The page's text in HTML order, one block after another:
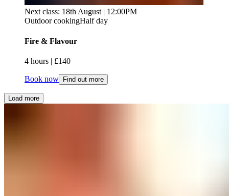
Next class: 18th August | 12:00PM
Outdoor cookingHalf day
Fire & Flavour​​​​‌ ‍ ​‍​‍‌‍ ‌ ​‍‌‍‍‌‌‍‌ ‌‍‍‌‌‍ ‍​‍​‍​ ‍‍​‍​‍‌ ​ ‌‍​‌‌‍ ‍‌‍‍‌‌ ‌​‌ ‍‌​‍ ‍‌‍‍‌‌‍ ​‍​‍​‍ ​​‍​‍‌‍‍​‌ ​‍‌‍‌‌‌‍‌‍​‍​‍​ ‍‍​‍​‍‌‍‍​‌ ‌​‌ ‌​‌ ​​‌ ​ ​ ‍‍​‍ ​‍ ‌‍ ​​‍ ‌‌‍​‌‌‍ ‍‌‍‌​​‍ ‌‌ ​‍​‍ ‌‌‍‍​‌‍ ‌ ‌​‌‍‌‌‌‍ ​‌ ​ ​‍ ‌‌ ​ ‌ ‌​‌ ‌‌‌‍‌​‌‍‍‌‌‍ ​‍ ‍‌ ‌‍‌‍‌‌‌ ​‍‌‍​ ‌‍‌‌‌‍ ​​‍ ‍‌‍​‌‌ ​​‌ ​​​‍ ‌‍‍‌‌‍ ‍‌ ‌​‌‍‌‌‌‍ ‍‌ ‌​​‍ ‌‍‌‌‌‍‌​‌‍‍‌‌ ‌​​‍ ‌‍ ‌‌‍ ‌‍‌​‌‍‌‌​ ‌‌ ​​‌ ​‍‌‍‌‌‌ ​ ‌‍‌‌‌‍ ‍‌ ‌​‌‍​‌‌ ‌​‌‍‍‌‌‍ ‌‍ ‍​ ‍ ‌‍‍‌‌‍‌​​ ‌​ ​‍​ ‌‌‌‍‌​​ ‍‌​ ​‌​ ‍​​ ​‍​ ​‌​‍ ‌‌‍​‌​ ​‌​ ‌‌​ ​ ​‍ ‌​ ‌​‌‍‌​​ ‌‌​ ‌‌​‍ ‌‌‍​‌‌‍‌‍‌‍‌‌‌‍​‌​‍ ‌​ ‌ ​ ‌ ‌‍‌‌​ ‌​​ ‌ ​ ​ ​ ‌‍​ ‌​‌‍‌‍​ ​ ​ ​​​ ‌ ​ ‍ ‌ ‌​‌ ‍‌‌ ​​‌‍‌‌​ ‌‌‍‍​‌‍ ‌ ‌​‌‍‌‌‌‍ ​‌​​ ‌‍ ​‌‍​‌‌ ​ ‌ ​ ​ ‍ ‌ ​​‌‍​‌‌ ‌​‌‍‍​​ ‌‌ ‌​‌‍‍‌‌ ‌​‌‍ ​‌‍‌‌​ ‌‍​‍‌‍​‌‌ ​ ‌‍‌‌‌‌‌‌‌ ​‍‌‍ ​​ ‌‌‍‍​‌ ‌​‌ ‌​‌ ​​‌ ​ ​‍‌‌​ ​ ‌​​‌​‍‌‌​ ​‍‌​‌‍​‍‌‌​ ​‍‌​‌‍‌‍ ​​‍ ‌‌‍​‌‌‍ ‍‌‍‌​​‍ ‌‌ ​‍​‍ ‌‌‍‍​‌‍ ‌ ‌​‌‍‌‌‌‍ ​‌ ​ ​‍ ‌‌ ​ ‌ ‌​‌ ‌‌‌‍‌​‌‍‍‌‌‍ ​‍ ‍‌ ‌‍‌‍‌‌‌ ​‍‌‍​ ‌‍‌‌‌‍ ​​‍ ‍‌‍​‌‌ ​​‌ ​​​‍‌‍‌‍‍‌‌‍‌​​ ‌​ ​‍​ ‌‌‌‍‌​​ ‍‌​ ​‌​ ‍​​ ​‍​ ​‌​‍ ‌‌‍​‌​ ​‌​ ‌‌​ ​ ​‍ ‌​ ‌​‌‍‌​​ ‌‌​ ‌‌​‍ ‌‌‍​‌‌‍‌‍‌‍‌‌‌‍​‌​‍ ‌​ ‌ ​ ‌ ‌‍‌‌​ ‌​​ ‌ ​ ​ ​ ‌‍​ ‌​‌‍‌‍​ ​ ​ ​​​ ‌ ​‍‌‍‌ ‌​‌ ‍‌‌ ​​‌‍‌‌​ ‌‌‍‍​‌‍ ‌ ‌​‌‍‌‌‌‍ ​‌​​ ‌‍ ​‌‍​‌‌ ​ ‌ ​ ​‍‌‍‌ ​​‌‍​‌‌ ‌​‌‍‍​​ ‌‌ ‌​‌‍‍‌‌ ‌​‌‍ ​‌‍‌‌​‍‌‍‌ ​​‌‍‌‌‌ ​‍‌ ​ ‌ ​​‌‍‌‌‌‍​ ‌ ‌​‌‍‍‌‌ ‌‍‌‍‌‌​ ‌‌ ​​‌ ‌‌‌‍​‍‌‍ ​‌‍‍‌‌ ​ ‌‍‍​‌‍‌‌‌‍‌​​‍​‍‌ ‌
4 hours​​​​‌ ‍ ​‍​‍‌‍ ‌ ​‍‌‍‍‌‌‍‌ ‌‍‍‌‌‍ ‍​‍​‍​ ‍‍​‍​‍‌ ​ ‌‍​‌‌‍ ‍‌‍‍‌‌ ‌​‌ ‍‌​‍ ‍‌‍‍‌‌‍ ​‍​‍​‍ ​​‍​‍‌‍‍​‌ ​‍‌‍‌‌‌‍‌‍​‍​‍​ ‍‍​‍​‍‌‍‍​‌ ‌​‌ ‌​‌ ​​‌ ​ ​ ‍‍​‍ ​‍ ‌‍ ​​‍ ‌‌‍​‌‌‍ ‍‌‍‌​​‍ ‌‌ ​‍​‍ ‌‌‍‍​‌‍ ‌ ‌​‌‍‌‌‌‍ ​‌ ​ ​‍ ‌‌ ​ ‌ ‌​‌ ‌‌‌‍‌​‌‍‍‌‌‍ ​‍ ‍‌ ‌‍‌‍‌‌‌ ​‍‌‍​ ‌‍‌‌‌‍ ​​‍ ‍‌‍​‌‌ ​​‌ ​​​‍ ‌‍‍‌‌‍ ‍‌ ‌​‌‍‌‌‌‍ ‍‌ ‌​​‍ ‌‍‌‌‌‍‌​‌‍‍‌‌ ‌​​‍ ‌‍ ‌‌‍ ‌‍‌​‌‍‌‌​ ‌‌ ​​‌ ​‍‌‍‌‌‌ ​ ‌‍‌‌‌‍ ‍‌ ‌​‌‍​‌‌ ‌​‌‍‍‌‌‍ ‌‍ ‍​ ‍ ‌‍‍‌‌‍‌​​ ‌​ ​‍​ ‌‌‌‍‌​​ ‍‌​ ​‌​ ‍​​ ​‍​ ​‌​‍ ‌‌‍​‌​ ​‌​ ‌‌​ ​ ​‍ ‌​ ‌​‌‍‌​​ ‌‌​ ‌‌​‍ ‌‌‍​‌‌‍‌‍‌‍‌‌‌‍​‌​‍ ‌​ ‌ ​ ‌ ‌‍‌‌​ ‌​​ ‌ ​ ​ ​ ‌‍​ ‌​‌‍‌‍​ ​ ​ ​​​ ‌ ​ ‍ ‌ ‌​‌ ‍‌‌ ​​‌‍‌‌​ ‌‌‍‍​‌‍ ‌ ‌​‌‍‌‌‌‍ ​‌​​ ‌‍ ​‌‍​‌‌ ​ ‌ ​ ​ ‍ ‌ ​​‌‍​‌‌ ‌​‌‍‍​​ ‌‌ ‌​‌‍‍‌‌‍ ‌‌‍‌‌​ ‌‍​‍‌‍​‌‌ ​ ‌‍‌‌‌‌‌‌‌ ​‍‌‍ ​​ ‌‌‍‍​‌ ‌​‌ ‌​‌ ​​‌ ​ ​‍‌‌​ ​ ‌​​‌​‍‌‌​ ​‍‌​‌‍​‍‌‌​ ​‍‌​‌‍‌‍ ​​‍ ‌‌‍​‌‌‍ ‍‌‍‌​​‍ ‌‌ ​‍​‍ ‌‌‍‍​‌‍ ‌ ‌​‌‍‌‌‌‍ ​‌ ​ ​‍ ‌‌ ​ ‌ ‌​‌ ‌‌‌‍‌​‌‍‍‌‌‍ ​‍ ‍‌ ‌‍‌‍‌‌‌ ​‍‌‍​ ‌‍‌‌‌‍ ​​‍ ‍‌‍​‌‌ ​​‌ ​​​‍‌‍‌‍‍‌‌‍‌​​ ‌​ ​‍​ ‌‌‌‍‌​​ ‍‌​ ​‌​ ‍​​ ​‍​ ​‌​‍ ‌‌‍​‌​ ​‌​ ‌‌​ ​ ​‍ ‌​ ‌​‌‍‌​​ ‌‌​ ‌‌​‍ ‌‌‍​‌‌‍‌‍‌‍‌‌‌‍​‌​‍ ‌​ ‌ ​ ‌ ‌‍‌‌​ ‌​​ ‌ ​ ​ ​ ‌‍​ ‌​‌‍‌‍​ ​ ​ ​​​ ‌ ​‍‌‍‌ ‌​‌ ‍‌‌ ​​‌‍‌‌​ ‌‌‍‍​‌‍ ‌ ‌​‌‍‌‌‌‍ ​‌​​ ‌‍ ​‌‍​‌‌ ​ ‌ ​ ​‍‌‍‌ ​​‌‍​‌‌ ‌​‌‍‍​​ ‌‌ ‌​‌‍‍‌‌‍ ‌‌‍‌‌​‍‌‍‌ ​​‌‍‌‌‌ ​‍‌ ​ ‌ ​​‌‍‌‌‌‍​ ‌ ‌​‌‍‍‌‌ ‌‍‌‍‌‌​ ‌‌ ​​‌ ‌‌‌‍​‍‌‍ ​‌‍‍‌‌ ​ ‌‍‍​‌‍‌‌‌‍‌​​‍​‍‌ ‌ | £140​​​​‌ ‍ ​‍​‍‌‍ ‌ ​‍‌‍‍‌‌‍‌ ‌‍‍‌‌‍ ‍​‍​‍​ ‍‍​‍​‍‌ ​ ‌‍​‌‌‍ ‍‌‍‍‌‌ ‌​‌ ‍‌​‍ ‍‌‍‍‌‌‍ ​‍​‍​‍ ​​‍​‍‌‍‍​‌ ​‍‌‍‌‌‌‍‌‍​‍​‍​ ‍‍​‍​‍‌‍‍​‌ ‌​‌ ‌​‌ ​​‌ ​ ​ ‍‍​‍ ​‍ ‌‍ ​​‍ ‌‌‍​‌‌‍ ‍‌‍‌​​‍ ‌‌ ​‍​‍ ‌‌‍‍​‌‍ ‌ ‌​‌‍‌‌‌‍ ​‌ ​ ​‍ ‌‌ ​ ‌ ‌​‌ ‌‌‌‍‌​‌‍‍‌‌‍ ​‍ ‍‌ ‌‍‌‍‌‌‌ ​‍‌‍​ ‌‍‌‌‌‍ ​​‍ ‍‌‍​‌‌ ​​‌ ​​​‍ ‌‍‍‌‌‍ ‍‌ ‌​‌‍‌‌‌‍ ‍‌ ‌​​‍ ‌‍‌‌‌‍‌​‌‍‍‌‌ ‌​​‍ ‌‍ ‌‌‍ ‌‍‌​‌‍‌‌​ ‌‌ ​​‌ ​‍‌‍‌‌‌ ​ ‌‍‌‌‌‍ ‍‌ ‌​‌‍​‌‌ ‌​‌‍‍‌‌‍ ‌‍ ‍​ ‍ ‌‍‍‌‌‍‌​​ ‌​ ​‍​ ‌‌‌‍‌​​ ‍‌​ ​‌​ ‍​​ ​‍​ ​‌​‍ ‌‌‍​‌​ ​‌​ ‌‌​ ​ ​‍ ‌​ ‌​‌‍‌​​ ‌‌​ ‌‌​‍ ‌‌‍​‌‌‍‌‍‌‍‌‌‌‍​‌​‍ ‌​ ‌ ​ ‌ ‌‍‌‌​ ‌​​ ‌ ​ ​ ​ ‌‍​ ‌​‌‍‌‍​ ​ ​ ​​​ ‌ ​ ‍ ‌ ‌​‌ ‍‌‌ ​​‌‍‌‌​ ‌‌‍‍​‌‍ ‌ ‌​‌‍‌‌‌‍ ​‌​​ ‌‍ ​‌‍​‌‌ ​ ‌ ​ ​ ‍ ‌ ​​‌‍​‌‌ ‌​‌‍‍​​ ‌‌ ​​‌ ​‍‌‍‍‌‌‍​ ‌‍‌‌​ ‌‍​‍‌‍​‌‌ ​ ‌‍‌‌‌‌‌‌‌ ​‍‌‍ ​​ ‌‌‍‍​‌ ‌​‌ ‌​‌ ​​‌ ​ ​‍‌‌​ ​ ‌​​‌​‍‌‌​ ​‍‌​‌‍​‍‌‌​ ​‍‌​‌‍‌‍ ​​‍ ‌‌‍​‌‌‍ ‍‌‍‌​​‍ ‌‌ ​‍​‍ ‌‌‍‍​‌‍ ‌ ‌​‌‍‌‌‌‍ ​‌ ​ ​‍ ‌‌ ​ ‌ ‌​‌ ‌‌‌‍‌​‌‍‍‌‌‍ ​‍ ‍‌ ‌‍‌‍‌‌‌ ​‍‌‍​ ‌‍‌‌‌‍ ​​‍ ‍‌‍​‌‌ ​​‌ ​​​‍‌‍‌‍‍‌‌‍‌​​ ‌​ ​‍​ ‌‌‌‍‌​​ ‍‌​ ​‌​ ‍​​ ​‍​ ​‌​‍ ‌‌‍​‌​ ​‌​ ‌‌​ ​ ​‍ ‌​ ‌​‌‍‌​​ ‌‌​ ‌‌​‍ ‌‌‍​‌‌‍‌‍‌‍‌‌‌‍​‌​‍ ‌​ ‌ ​ ‌ ‌‍‌‌​ ‌​​ ‌ ​ ​ ​ ‌‍​ ‌​‌‍‌‍​ ​ ​ ​​​ ‌ ​‍‌‍‌ ‌​‌ ‍‌‌ ​​‌‍‌‌​ ‌‌‍‍​‌‍ ‌ ‌​‌‍‌‌‌‍ ​‌​​ ‌‍ ​‌‍​‌‌ ​ ‌ ​ ​‍‌‍‌ ​​‌‍​‌‌ ‌​‌‍‍​​ ‌‌ ​​‌ ​‍‌‍‍‌‌‍​ ‌‍‌‌​‍‌‍‌ ​​‌‍‌‌‌ ​‍‌ ​ ‌ ​​‌‍‌‌‌‍​ ‌ ‌​‌‍‍‌‌ ‌‍‌‍‌‌​ ‌‌ ​​‌ ‌‌‌‍​‍‌‍ ​‌‍‍‌‌ ​ ‌‍‍​‌‍‌‌‌‍‌​​‍​‍‌ ‌
Book now Find out more
Load more